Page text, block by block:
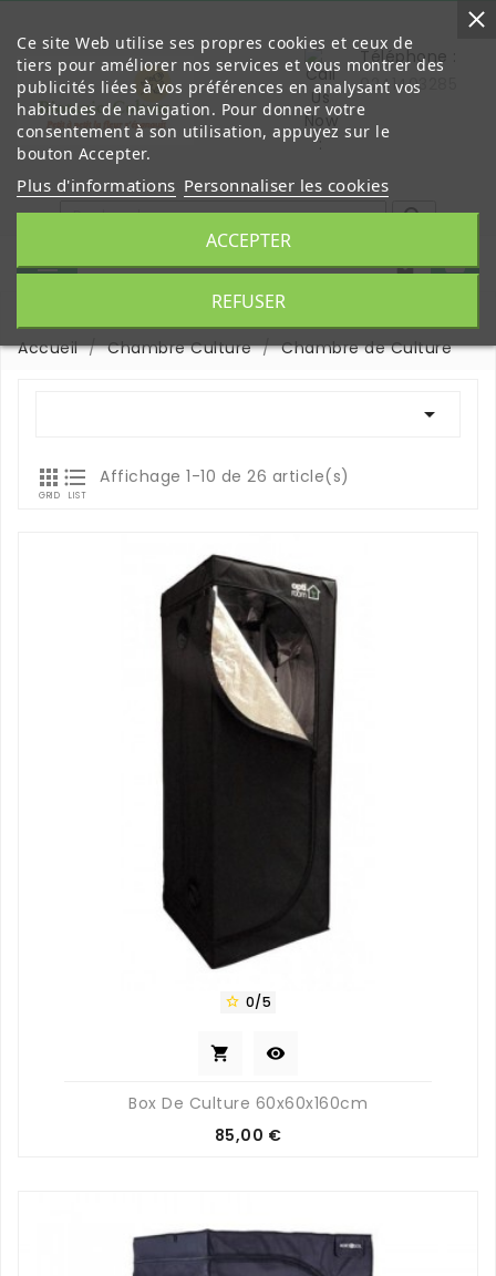
Téléphone :
0241403285



Accueil Chambre Culture Chambre de Culture


GRID

LIST
Affichage 1-10 de 26 article(s)
 0/5
 
Box De Culture 60x60x160cm
Prix
85,00 €
Ce site Web utilise ses propres cookies et ceux de
tiers pour améliorer nos services et vous montrer des
publicités liées à vos préférences en analysant vos
habitudes de navigation. Pour donner votre
consentement à son utilisation, appuyez sur le
bouton Accepter.
Plus d'informations Personnaliser les cookies
REFUSER
ACCEPTER